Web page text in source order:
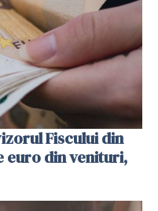
Fiscului din
euro din venituri,